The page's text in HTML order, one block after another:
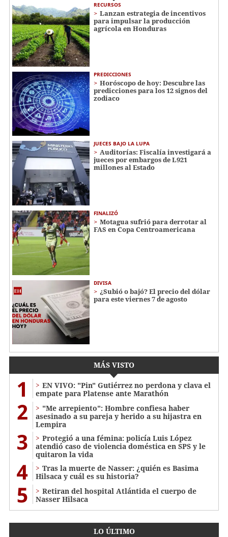
RECURSOS
Lanzan estrategia de incentivos
para impulsar la producción
agrícola en Honduras
PREDICCIONES
Horóscopo de hoy: Descubre las
predicciones para los 12 signos del
zodiaco
JUECES BAJO LA LUPA
Auditorías: Fiscalía investigará a
jueces por embargos de L921
millones al Estado
FINALIZÓ
Motagua sufrió para derrotar al
FAS en Copa Centroamericana
DIVISA
¿Subió o bajó? El precio del dólar
para este viernes 7 de agosto
MÁS VISTO
1
EN VIVO: "Pin" Gutiérrez no perdona y clava el
empate para Platense ante Marathón
2
"Me arrepiento": Hombre confiesa haber
asesinado a su pareja y herido a su hijastra en
Lempira
3
Protegió a una fémina: policía Luis López
atendió caso de violencia doméstica en SPS y le
quitaron la vida
4
Tras la muerte de Nasser: ¿quién es Basima
Hilsaca y cuál es su historia?
5
Retiran del hospital Atlántida el cuerpo de
Nasser Hilsaca
LO ÚLTIMO